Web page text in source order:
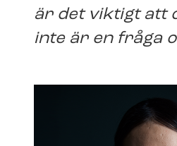
är det viktigt att
inte är en fråga